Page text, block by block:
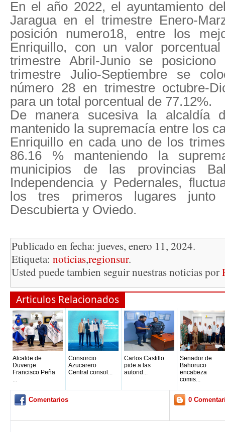
En el año 2022, el ayuntamiento
Jaragua en el trimestre Enero-
posición numero18, entre los
Enriquillo, con un valor
trimestre Abril-Junio se
trimestre Julio-Septiembre se
número 28 en trimestre octubre-
para un total porcentual de 77.12%.
De manera sucesiva la alcaldía
mantenido la supremacía entre los
Enriquillo en cada uno de los
86.16 % manteniendo la
municipios de las provincias
Independencia y Pedernales,
los tres primeros lugares
Descubierta y Oviedo.
Publicado en fecha: jueves, enero 11, 2024.
Etiqueta: noticias,regionsur.
Usted puede tambien seguir nuestras noticias por
Articulos Relacionados
Alcalde de
Duverge
Francisco Peña
...
Consorcio
Azucarero
Central consol...
Carlos Castillo
pide a las
autorid...
Senador de
Bahoruco
encabeza
comis...
Comentarios 0